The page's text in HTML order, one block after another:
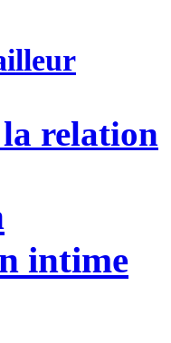
la relation
intime